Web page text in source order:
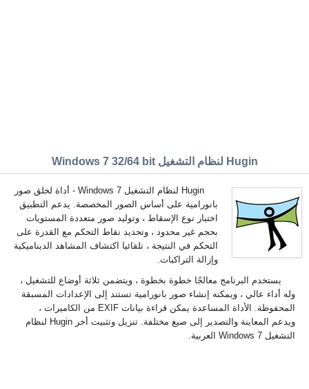
Hugin لنظام التشغيل Windows 7 32/64 bit
Hugin لنظام التشغيل Windows 7 - أداة لخلق صور
بانورامية على أساس الصور المخصصة. يدعم التطبيق
اختيار نوع الإسقاط ، وتوليد صور متعددة المستويات
بحجم غير محدود ، وتحديد نقاط التحكم مع القدرة على
التحكم في النتيجة ، تلقائيا اكتشاف المشاهد الديناميكية
وإزالة التراكبات.
يستخدم البرنامج معالجًا خطوة بخطوة ، ويتضمن ثلاثة أوضاع للتشغيل ،
وله أداء عالي ، ويمكنه إنشاء صور بانورامية تستند إلى الإعدادات المسبقة
المحفوظة. الأداة المساعدة يمكن قراءة بيانات EXIF من الكاميرات ،
ويدعم المعاينة والتصدير إلى صيغ مختلفة. تنزيل وتثبيت أخر Hugin لنظام
التشغيل Windows 7 العربية.